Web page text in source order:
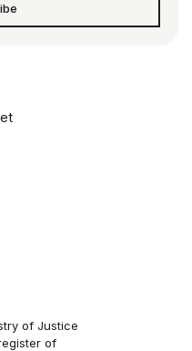
of Justice
of